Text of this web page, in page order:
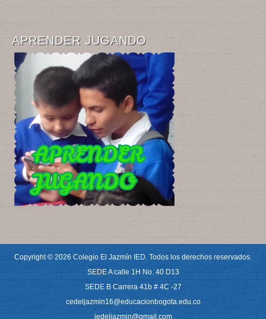
APRENDER JUGANDO
Copyright © 2026 Colegio El Jazmín IED. Todos los derechos reservados.
SEDE A calle 1H No. 40 D13
SEDE B Carrera 41b # 4C -27
cedeljazmin16@educacionbogota.edu.co
iedeljazmin@gmail.com